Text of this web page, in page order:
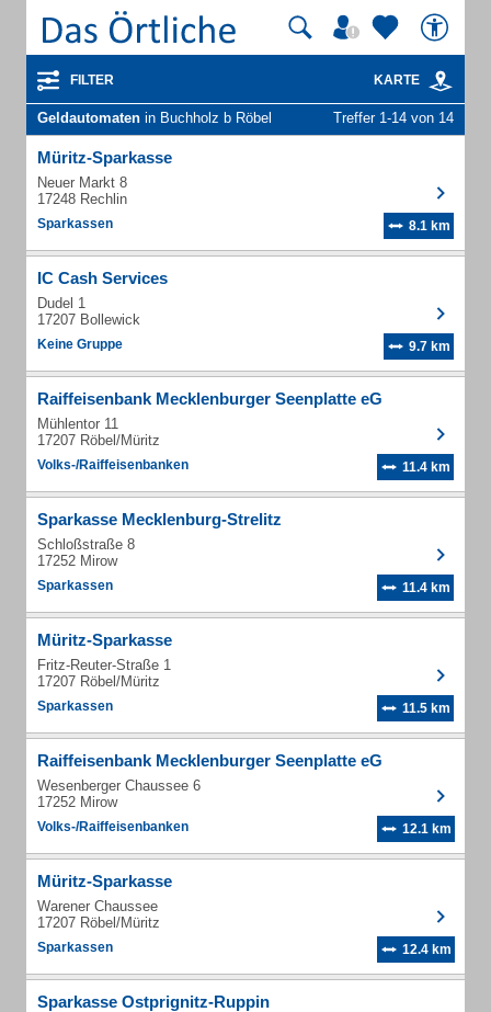
FILTER KARTE
Geldautomaten in Buchholz b Röbel Treffer 1-14 von 14
Müritz-Sparkasse
Neuer Markt 8
17248 Rechlin
Sparkassen 8.1 km
IC Cash Services
Dudel 1
17207 Bollewick
Keine Gruppe 9.7 km
Raiffeisenbank Mecklenburger Seenplatte eG
Mühlentor 11
17207 Röbel/Müritz
Volks-/Raiffeisenbanken 11.4 km
Sparkasse Mecklenburg-Strelitz
Schloßstraße 8
17252 Mirow
Sparkassen 11.4 km
Müritz-Sparkasse
Fritz-Reuter-Straße 1
17207 Röbel/Müritz
Sparkassen 11.5 km
Raiffeisenbank Mecklenburger Seenplatte eG
Wesenberger Chaussee 6
17252 Mirow
Volks-/Raiffeisenbanken 12.1 km
Müritz-Sparkasse
Warener Chaussee
17207 Röbel/Müritz
Sparkassen 12.4 km
Sparkasse Ostprignitz-Ruppin